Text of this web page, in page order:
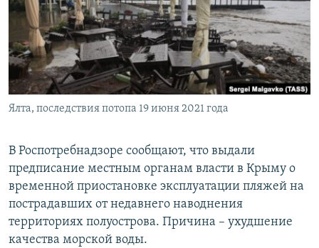
ПОБЕДИТЕЛЕЙ НЕ СУДЯТ?
КРЫМ.НЕПОКОРЕННЫЙ
ELIFBE
УКРАИНСКАЯ ПРОБЛЕМА КРЫМА
ПРИСОЕДИНЯЙТЕСЬ!
Все сайты RFE/RL
Ялта, последствия потопа 19 июня 2021 года
В Роспотребнадзоре сообщают, что выдали
предписание местным органам власти в Крыму о
временной приостановке эксплуатации пляжей на
пострадавших от недавнего наводнения
территориях полуострова. Причина – ухудшение
качества морской воды.